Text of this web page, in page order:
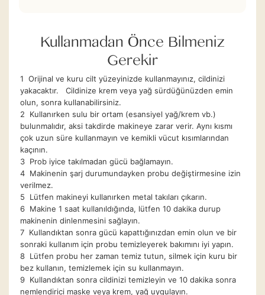
Kullanmadan Önce Bilmeniz
Gerekir
1 Orijinal ve kuru cilt yüzeyinizde kullanmayınız, cildinizi
yakacaktır. Cildinize krem ​​veya yağ sürdüğünüzden emin
olun, sonra kullanabilirsiniz.
2 Kullanırken sulu bir ortam (esansiyel yağ/krem vb.)
bulunmalıdır, aksi takdirde makineye zarar verir. Aynı kısmı
çok uzun süre kullanmayın ve kemikli vücut kısımlarından
kaçının.
3 Prob iyice takılmadan gücü bağlamayın.
4 Makinenin şarj durumundayken probu değiştirmesine izin
verilmez.
5 Lütfen makineyi kullanırken metal takıları çıkarın.
6 Makine 1 saat kullanıldığında, lütfen 10 dakika durup
makinenin dinlenmesini sağlayın.
7 Kullandıktan sonra gücü kapattığınızdan emin olun ve bir
sonraki kullanım için probu temizleyerek bakımını iyi yapın.
8 Lütfen probu her zaman temiz tutun, silmek için kuru bir
bez kullanın, temizlemek için su kullanmayın.
9 Kullandıktan sonra cildinizi temizleyin ve 10 dakika sonra
nemlendirici maske veya krem, yağ uygulayın.